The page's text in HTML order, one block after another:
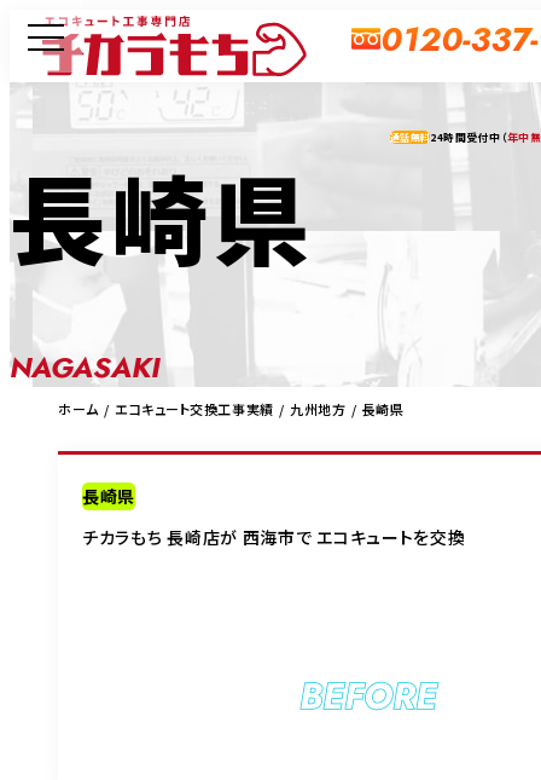
0120-
通話無料24時間受付中（年中
長崎県
NAGASAKI
ホーム エコキュート交換工事実績 九州地方 長崎県
長崎県
チカラもち 長崎店が 西海市で エコキュートを交換
BEFORE